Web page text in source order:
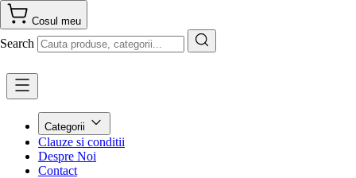
Cosul meu
Search
Categorii
Clauze si conditii
Despre Noi
Contact